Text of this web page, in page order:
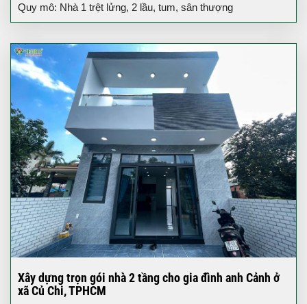
Quy mô: Nhà 1 trệt lửng, 2 lầu, tum, sân thượng
Xây dựng trọn gói nhà 2 tầng cho gia đình anh Cảnh ở
xã Củ Chi, TPHCM